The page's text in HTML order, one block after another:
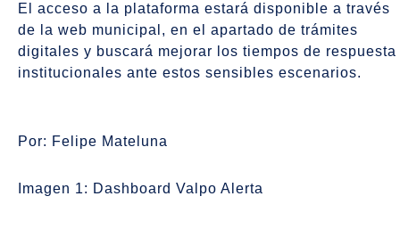
El acceso a la plataforma estará disponible a través
de la web municipal, en el apartado de trámites
digitales y buscará mejorar los tiempos de respuesta
institucionales ante estos sensibles escenarios.
Por: Felipe Mateluna
Imagen 1: Dashboard Valpo Alerta